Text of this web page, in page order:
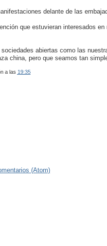
delante de las
que estuvieran interesados
abiertas como las
china, pero que seamos tan
a las 19:35
(Atom)